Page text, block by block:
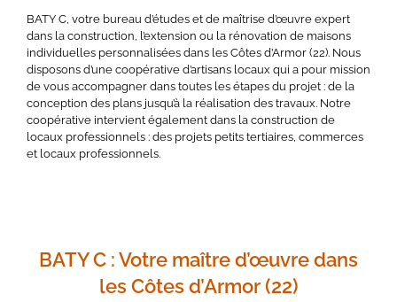
BATY C, votre bureau d’études et de maîtrise d’œuvre expert
dans la construction, l’extension ou la rénovation de maisons
individuelles personnalisées dans les Côtes d’Armor (22). Nous
disposons d’une coopérative d’artisans locaux qui a pour mission
de vous accompagner dans toutes les étapes du projet : de la
conception des plans jusqu’à la réalisation des travaux. Notre
coopérative intervient également dans la construction de
locaux professionnels : des projets petits tertiaires, commerces
et locaux professionnels.
BATY C : Votre maître d’œuvre dans
les Côtes d’Armor (22)